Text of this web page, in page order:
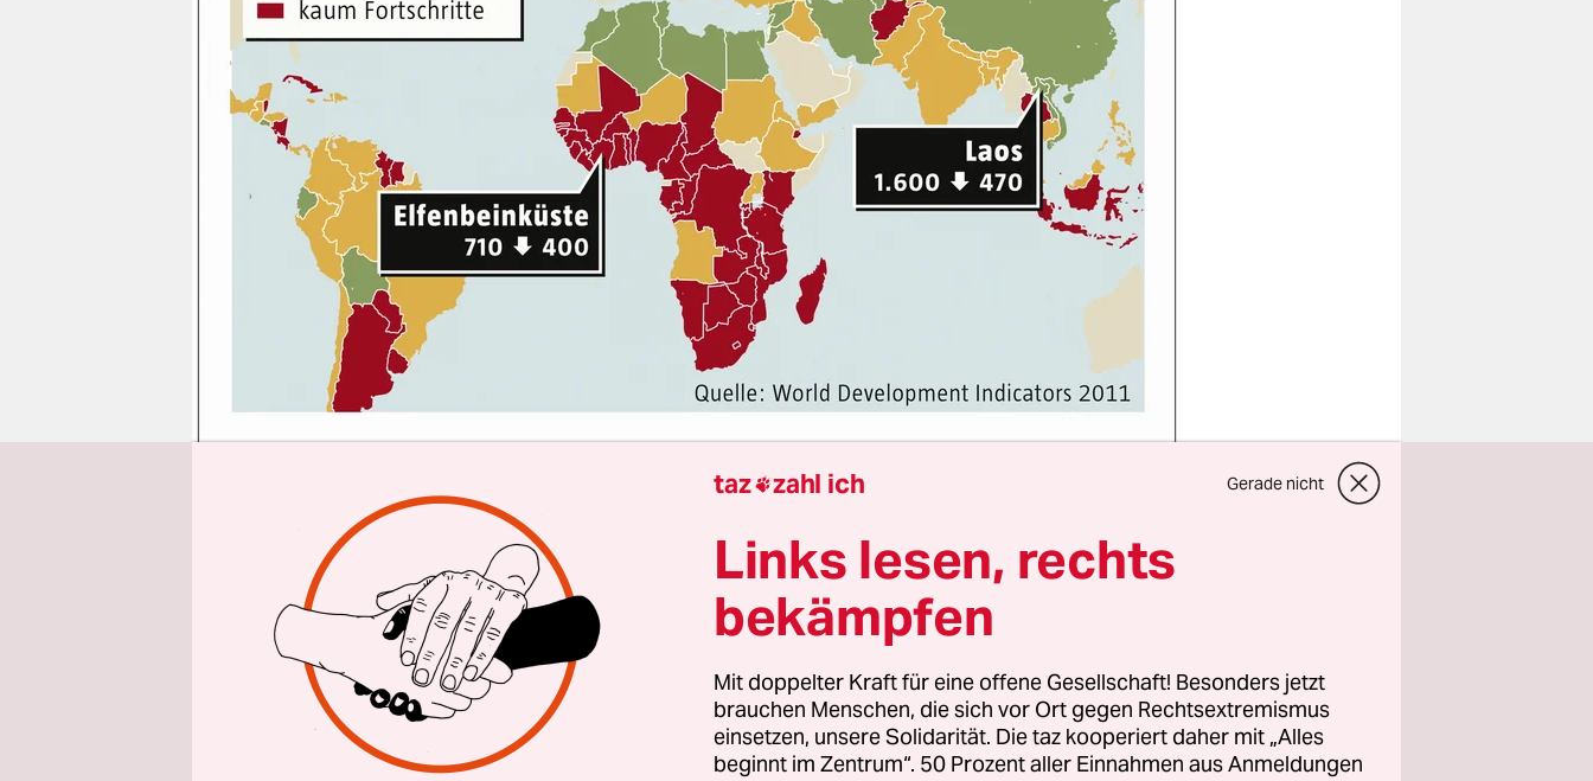
verlag
veranstaltungen
shop
fragen & hilfe
unterstützen
genossenschaft
Von undSascha Zastiral
taz zahl ich Gerade nicht
Links lesen, rechts
bekämpfen
Mit doppelter Kraft für eine offene Gesellschaft! Besonders jetzt
brauchen Menschen, die sich vor Ort gegen Rechtsextremismus
einsetzen, unsere Solidarität. Die taz kooperiert daher mit „Alles
beginnt im Zentrum“. 50 Prozent aller Einnahmen aus Anmeldungen